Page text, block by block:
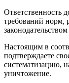
Ответственность
требований норм,
Настоящим в
подтверждаете
систематизацию,
уничтожение.